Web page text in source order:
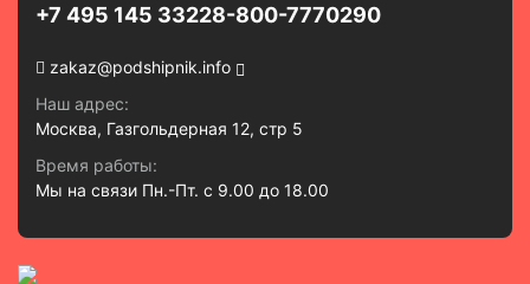
+7 495 145 33228-800-7770290
zakaz@podshipnik.info
Наш адрес:
Москва, Газгольдерная 12, стр 5
Время работы:
Мы на связи Пн.-Пт. с 9.00 до 18.00